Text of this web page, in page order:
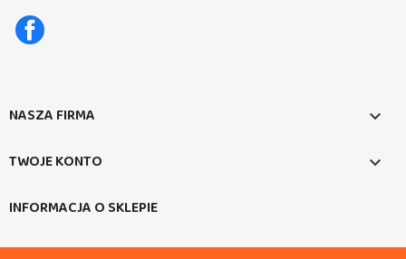
NASZA FIRMA 
TWOJE KONTO 
INFORMACJA O SKLEPIE